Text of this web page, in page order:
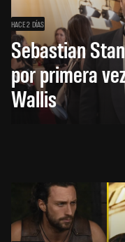
HACE 2 DÍAS
Sebastian
por primera
Wallis